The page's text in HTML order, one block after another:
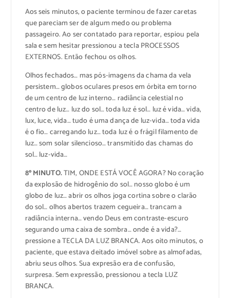
Aos seis minutos, o paciente terminou de fazer caretas
que pareciam ser de algum medo ou problema
passageiro. Ao ser contatado para reportar, espiou pela
sala e sem hesitar pressionou a tecla PROCESSOS
EXTERNOS. Então fechou os olhos.
Olhos fechados… mas pós-imagens da chama da vela
persistem… globos oculares presos em órbita em torno
de um centro de luz interno… radiância celestial no
centro de luz… luz do sol… toda luz é sol… luz é vida… vida,
lux, luce, vida… tudo é uma dança de luz-vida… toda vida
é o fio… carregando luz… toda luz é o frágil filamento de
luz… som solar silencioso… transmitido das chamas do
sol… luz-vida…
8º MINUTO.TIM, ONDE ESTÁ VOCÊ AGORA? No coração
da explosão de hidrogênio do sol… nosso globo é um
globo de luz… abrir os olhos joga cortina sobre o clarão
do sol… olhos abertos trazem cegueira… trancam a
radiância interna… vendo Deus em contraste-escuro
segurando uma caixa de sombra… onde é a vida?…
pressione a TECLA DA LUZ BRANCA. Aos oito minutos, o
paciente, que estava deitado imóvel sobre as almofadas,
abriu seus olhos. Sua expresão era de confusão,
surpresa. Sem expressão, pressionou a tecla LUZ
BRANCA.